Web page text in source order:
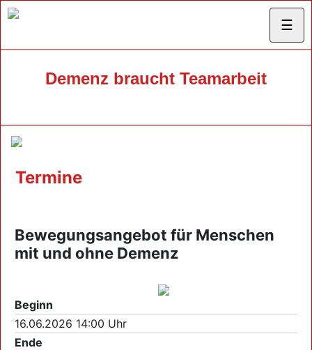
☰
Demenz braucht Teamarbeit
Termine
Bewegungsangebot für Menschen
mit und ohne Demenz
Beginn
16.06.2026 14:00 Uhr
Ende